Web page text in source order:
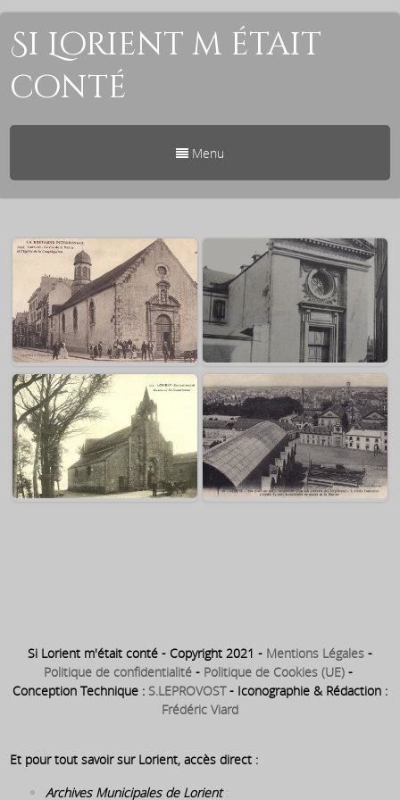
Si Lorient m était
conté
Menu
Chapelle de la Congrégation ~ à
l angle de la rue de la Patrie et
de la rue du Port
Chapelle de la Maison de la
Miséricorde ~ rue de l Hôpital
Si Lorient m'était conté - Copyright 2021 - Mentions Légales -
Politique de confidentialité - Politique de Cookies (UE) -
Conception Technique : S.LEPROVOST- Iconographie & Rédaction :
Frédéric Viard
Et pour tout savoir sur Lorient, accès direct :
Archives Municipales de Lorient